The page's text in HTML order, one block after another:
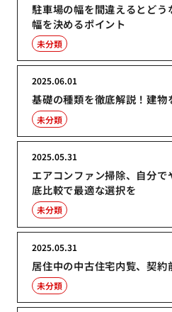
駐車場の幅を間違えるとど
幅を決めるポイント
未分類
基礎の種類を徹底解説！建物
2025.06.01
未分類
エアコンファン掃除、自分
底比較で最適な選択を
2025.05.31
未分類
居住中の中古住宅内覧、契約
2025.05.31
未分類